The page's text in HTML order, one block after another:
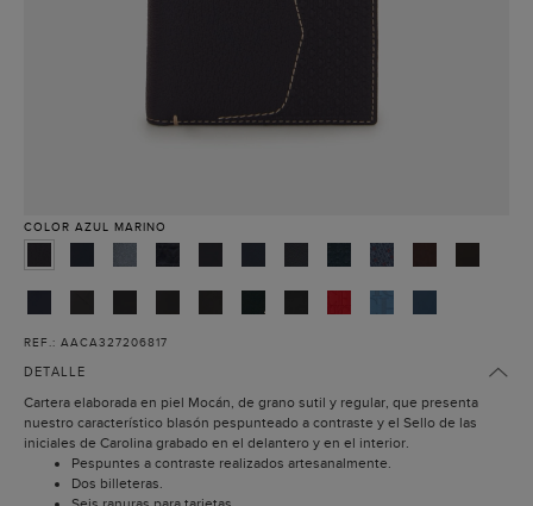
COLOR AZUL MARINO
REF.: AACA327206817
DETALLE
Cartera elaborada en piel Mocán, de grano sutil y regular, que presenta
nuestro característico blasón pespunteado a contraste y el Sello de las
iniciales de Carolina grabado en el delantero y en el interior.
Pespuntes a contraste realizados artesanalmente.
Dos billeteras.